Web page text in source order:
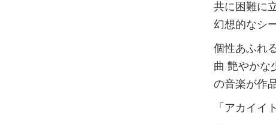
共に困難に
幻想的なシ
個性あふれ
曲 艶やかな
の音楽が作
「アカイ